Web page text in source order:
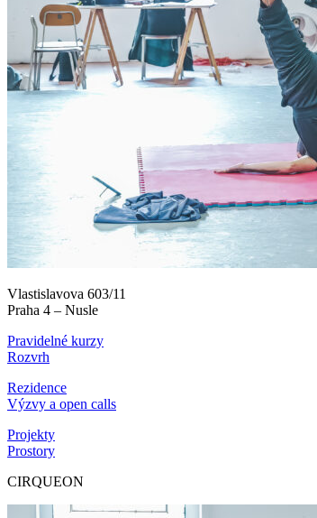
Vlastislavova 603/11
Praha 4 – Nusle
Pravidelné kurzy
Rozvrh
Rezidence
Výzvy a open calls
Projekty
Prostory
CIRQUEON